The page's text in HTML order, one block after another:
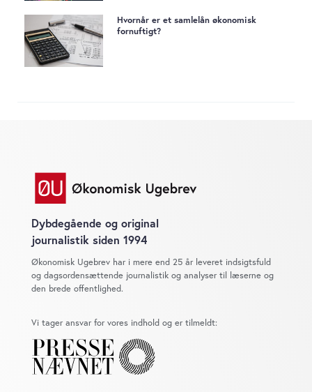
Hvornår er et samlelån økonomisk
fornuftigt?
Dybdegående og original
journalistik siden 1994
Økonomisk Ugebrev har i mere end 25 år leveret indsigtsfuld
og dagsordensættende journalistik og analyser til læserne og
den brede offentlighed.
Vi tager ansvar for vores indhold og er tilmeldt: